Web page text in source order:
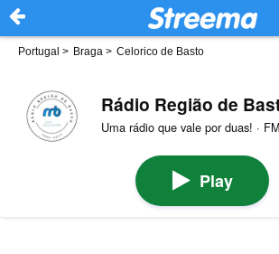
Portugal > Braga > Celorico de Basto
Rádio Região de
Uma rádio que vale por duas! ·
Play